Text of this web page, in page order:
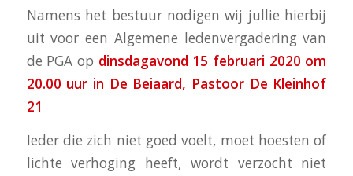
Namens het bestuur nodigen wij jullie hierbij
uit voor een Algemene ledenvergadering van
de PGA op dinsdagavond 15 februari 2020 om
20.00 uur in De Beiaard, Pastoor De Kleinhof
21
Ieder die zich niet goed voelt, moet hoesten of
lichte verhoging heeft, wordt verzocht niet